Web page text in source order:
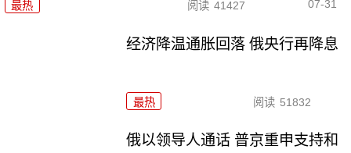
最热 阅读 41427 07-31
经济降温通胀回落 俄央行再降息
最热 阅读 51832
俄以领导人通话 普京重申支持和